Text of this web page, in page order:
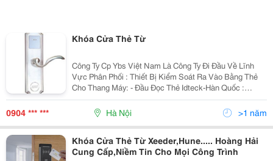
Khóa Cửa Thẻ Từ
Công Ty Cp Ybs Việt Nam Là Công Ty Đi Đầu Về Lĩnh
Vực Phân Phối : Thiết Bị Kiểm Soát Ra Vào Bằng Thẻ
Cho Thang Máy: - Đầu Đọc Thẻ Idteck-Hàn Quốc :
Ip100R, Ip505R, Ip10&Hellip; - Bo Mạch Elevator 384,
0904 *** *** Hà Nội >1 năm
Khóa Cửa Thẻ Từ Xeeder,Hune..... Hoàng Hải
Cung Cấp,Niềm Tin Cho Mọi Công Trình